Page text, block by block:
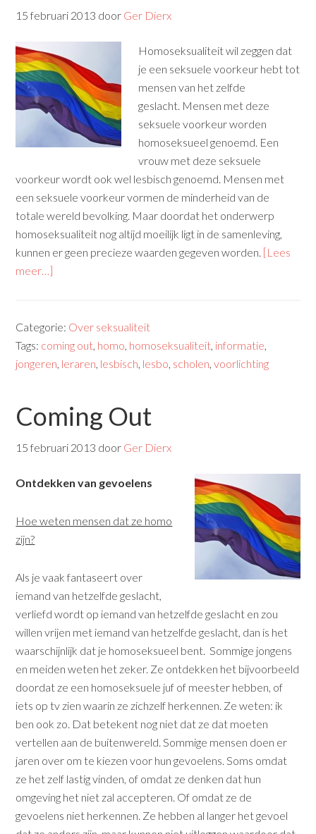
15 februari 2013 door Ger Dierx
Homoseksualiteit wil zeggen dat
je een seksuele voorkeur hebt tot
mensen van het zelfde
geslacht. Mensen met deze
seksuele voorkeur worden
homoseksueel genoemd. Een
vrouw met deze seksuele
voorkeur wordt ook wel lesbisch genoemd. Mensen met
een seksuele voorkeur vormen de minderheid van de
totale wereld bevolking. Maar doordat het onderwerp
homoseksualiteit nog altijd moeilijk ligt in de samenleving,
kunnen er geen precieze waarden gegeven worden. [Lees
meer…]
Categorie: Over seksualiteit
Tags: coming out, homo, homoseksualiteit, informatie,
jongeren, leraren, lesbisch, lesbo, scholen,voorlichting
Coming Out
15 februari 2013 door Ger Dierx
Ontdekken van gevoelens
Hoe weten mensen dat ze homo
zijn?
Als je vaak fantaseert over
iemand van hetzelfde geslacht,
verliefd wordt op iemand van hetzelfde geslacht en zou
willen vrijen met iemand van hetzelfde geslacht, dan is het
waarschijnlijk dat je homoseksueel bent. Sommige jongens
en meiden weten het zeker. Ze ontdekken het bijvoorbeeld
doordat ze een homoseksuele juf of meester hebben, of
iets op tv zien waarin ze zichzelf herkennen. Ze weten: ik
ben ook zo. Dat betekent nog niet dat ze dat moeten
vertellen aan de buitenwereld. Sommige mensen doen er
jaren over om te kiezen voor hun gevoelens. Soms omdat
ze het zelf lastig vinden, of omdat ze denken dat hun
omgeving het niet zal accepteren. Of omdat ze de
gevoelens niet herkennen. Ze hebben al langer het gevoel